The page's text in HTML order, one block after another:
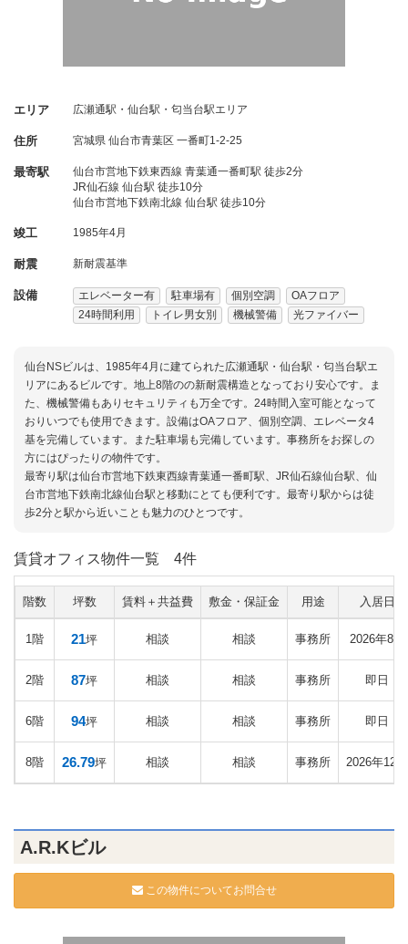
エリア 広瀬通駅・仙台駅・匂当台駅エリア
住所 宮城県 仙台市青葉区 一番町1-2-25
最寄駅
仙台市営地下鉄東西線 青葉通一番町駅 徒歩2分
JR仙石線 仙台駅 徒歩10分
仙台市営地下鉄南北線 仙台駅 徒歩10分
竣工 1985年4月
耐震 新耐震基準
設備 エレベーター有 駐車場有 個別空調
OAフロア
24時間利用
トイレ男女別 機械警備 光ファイバー
仙台NSビルは、1985年4月に建てられた広瀬通駅・仙台駅・匂当台駅エ
リアにあるビルです。地上8階のの新耐震構造となっており安心です。ま
た、機械警備もありセキュリティも万全です。24時間入室可能となって
おりいつでも使用できます。設備はOAフロア、個別空調、エレベータ4
基を完備しています。また駐車場も完備しています。事務所をお探しの
方にはぴったりの物件です。
最寄り駅は仙台市営地下鉄東西線青葉通一番町駅、JR仙石線仙台駅、仙
台市営地下鉄南北線仙台駅と移動にとても便利です。最寄り駅からは徒
歩2分と駅から近いことも魅力のひとつです。
賃貸オフィス物件一覧 4件
階数 坪数 賃料＋共益費 敷金・保証金 用途 入居日
1階 21坪 相談 相談 事務所 2026年8月
2階 87坪 相談 相談 事務所 即日
6階 94坪 相談 相談 事務所 即日
8階 26.79坪 相談 相談 事務所 2026年12月
A.R.Kビル
この物件についてお問合せ